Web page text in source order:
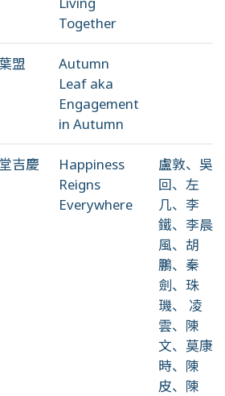
Together
盟
Autumn
Leaf aka
Engagement
in Autumn
吉慶
Happiness
Reigns
Everywhere
盧敦、吳
回、左
几、李
鐵、李晨
風、胡
鵬、秦
劍、珠
璣、 凌
雲、陳
文、莫康
時、陳
皮、陳